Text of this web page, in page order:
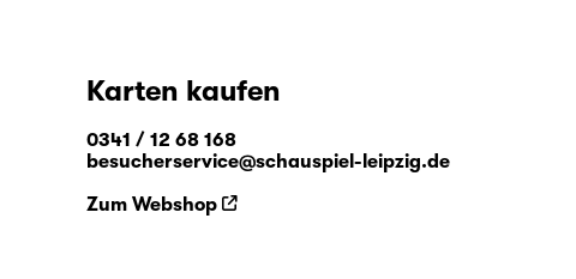
Karten kaufen
0341 / 12 68 168
besucherservice@schauspiel-leipzig.de
Zum Webshop